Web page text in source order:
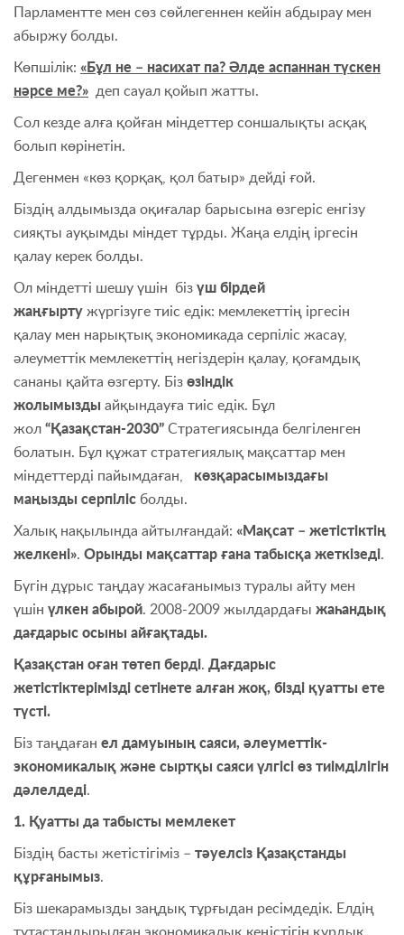
Парламентте мен сөз сөйлегеннен кейін абдырау мен
абыржу болды.
Көпшілік: «Бұл не – насихат па? Әлде аспаннан түскен
нәрсе ме?» деп сауал қойып жатты.
Сол кезде алға қойған міндеттер соншалықты асқақ
болып көрінетін.
Дегенмен «көз қорқақ, қол батыр» дейді ғой.
Біздің алдымызда оқиғалар барысына өзгеріс енгізу
сияқты ауқымды міндет тұрды. Жаңа елдің іргесін
қалау керек болды.
Ол міндетті шешу үшін біз үш бірдей
жаңғырту жүргізуге тиіс едік: мемлекеттің іргесін
қалау мен нарықтық экономикада серпіліс жасау,
әлеуметтік мемлекеттің негіздерін қалау, қоғамдық
сананы қайта өзгерту. Біз өзіндік
жолымызды айқындауға тиіс едік. Бұл
жол “Қазақстан-2030” Стратегиясында белгіленген
болатын. Бұл құжат стратегиялық мақсаттар мен
міндеттерді пайымдаған, көзқарасымыздағы
маңызды серпіліс болды.
Халық нақылында айтылғандай: «Мақсат – жетістіктің
желкені». Орынды мақсаттар ғана табысқа жеткізеді.
Бүгін дұрыс таңдау жасағанымыз туралы айту мен
үшін үлкен абырой. 2008-2009 жылдардағы жаһандық
дағдарыс осыны айғақтады.
Қазақстан оған төтеп берді. Дағдарыс
жетістіктерімізді сетінете алған жоқ, бізді қуатты ете
түсті.
Біз таңдаған ел дамуының саяси, әлеуметтік-
экономикалық және сыртқы саяси үлгісі өз тиімділігін
дәлелдеді.
1. Қуатты да табысты мемлекет
Біздің басты жетістігіміз – тәуелсіз Қазақстанды
құрғанымыз.
Біз шекарамызды заңдық тұрғыдан ресімдедік. Елдің
тұтастандырылған экономикалық кеңістігін құрдық.